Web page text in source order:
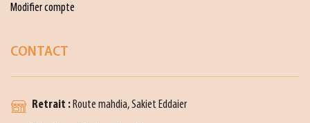
Modifier compte
CONTACT
Retrait :Route mahdia, Sakiet Eddaier